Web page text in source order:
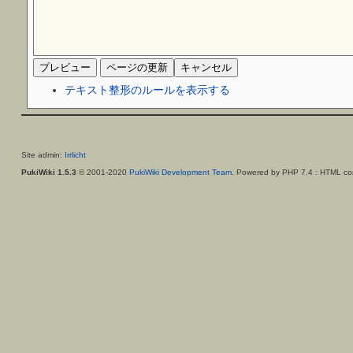
テキスト整形のルールを表示する
Site admin: Irrlicht
PukiWiki 1.5.3 © 2001-2020 PukiWiki Development Team. Powered by PHP 7.4 : HTML